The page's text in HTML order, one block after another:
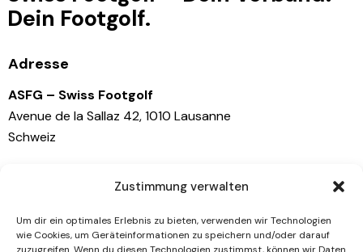
Zustimmung verwalten
Um dir ein optimales Erlebnis zu bieten, verwenden wir Technologien
wie Cookies, um Geräteinformationen zu speichern und/oder darauf
Dein Footgolf.
Adresse
ASFG – Swiss Footgolf
Avenue de la Sallaz 42, 1010 Lausanne
Schweiz
Kontaktiere uns
+41 79 767 81 41